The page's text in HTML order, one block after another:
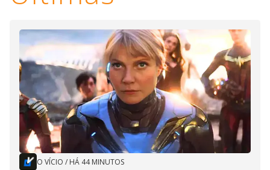
O VÍCIO / HÁ 44 MINUTOS